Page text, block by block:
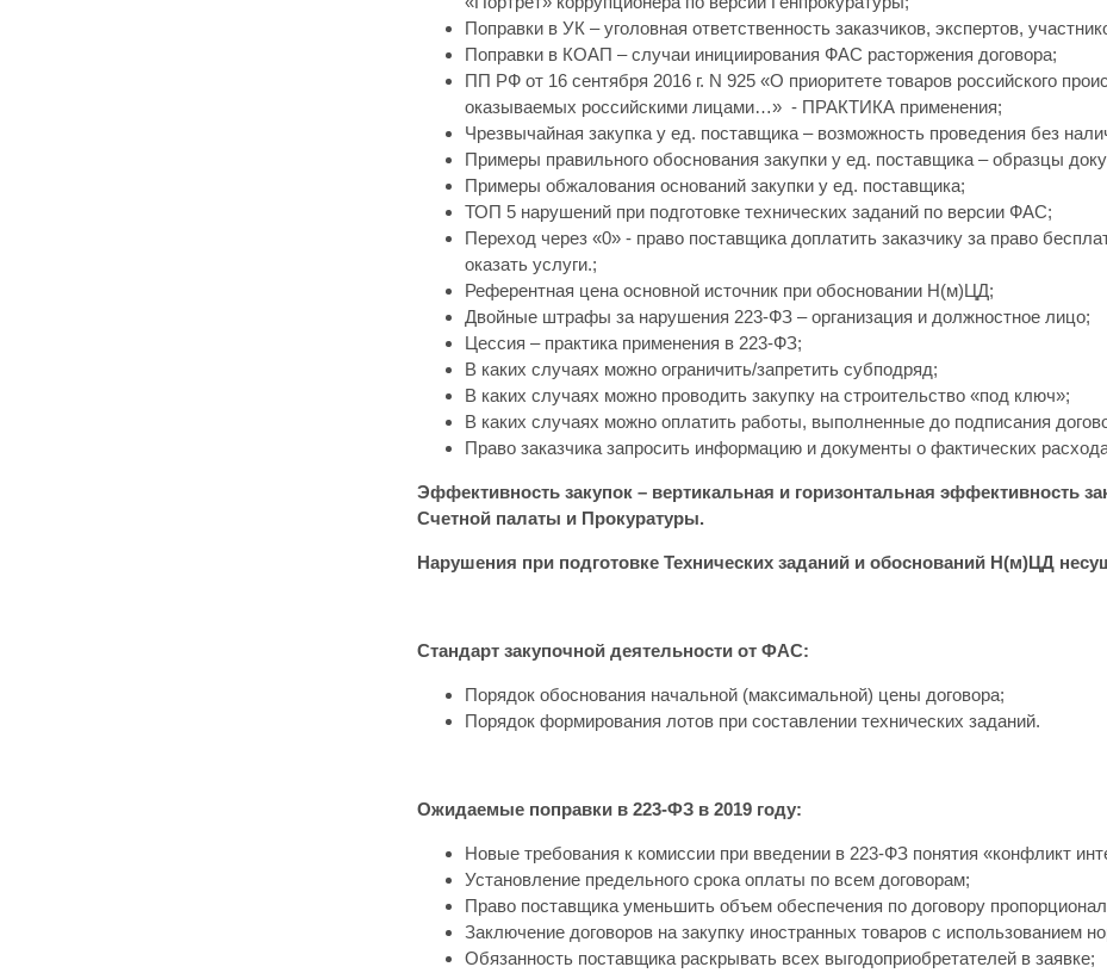
Поправки в УК – уголовная ответственность заказчиков, экспертов,
Поправки в КОАП – случаи инициирования ФАС расторжения договора;
ПП РФ от 16 сентября 2016 г. N 925 «О приоритете товаров российского
оказываемых российскими лицами…» - ПРАКТИКА применения;
Чрезвычайная закупка у ед. поставщика – возможность проведения без
Примеры правильного обоснования закупки у ед. поставщика – образцы
Примеры обжалования оснований закупки у ед. поставщика;
ТОП 5 нарушений при подготовке технических заданий по версии ФАС;
Переход через «0» - право поставщика доплатить заказчику за право
оказать услуги.;
Референтная цена основной источник при обосновании Н(м)ЦД;
Двойные штрафы за нарушения 223-ФЗ – организация и должностное лицо;
Цессия – практика применения в 223-ФЗ;
В каких случаях можно ограничить/запретить субподряд;
В каких случаях можно проводить закупку на строительство «под ключ»;
В каких случаях можно оплатить работы, выполненные до подписания
Право заказчика запросить информацию и документы о фактических
Эффективность закупок – вертикальная и горизонтальная эффективность
Счетной палаты и Прокуратуры.
Нарушения при подготовке Технических заданий и обоснований Н(м)ЦД
Стандарт закупочной деятельности от ФАС:
Порядок обоснования начальной (максимальной) цены договора;
Порядок формирования лотов при составлении технических заданий.
Ожидаемые поправки в 223-ФЗ в 2019 году:
Новые требования к комиссии при введении в 223-ФЗ понятия «конфликт
Установление предельного срока оплаты по всем договорам;
Право поставщика уменьшить объем обеспечения по договору
Заключение договоров на закупку иностранных товаров с использованием
Обязанность поставщика раскрывать всех выгодоприобретателей в заявке;